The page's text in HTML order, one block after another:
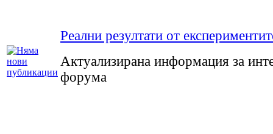
Реални резултати от
Актуализирана информация за
форума